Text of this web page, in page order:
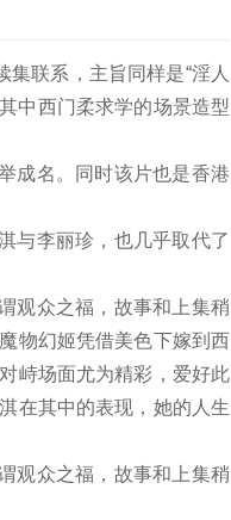
联系，主旨同样是“淫人
中西门柔求学的场景造型
成名。同时该片也是香港
与李丽珍，也几乎取代了
观众之福，故事和上集稍
物幻姬凭借美色下嫁到西
峙场面尤为精彩，爱好此
在其中的表现，她的人生
观众之福，故事和上集稍